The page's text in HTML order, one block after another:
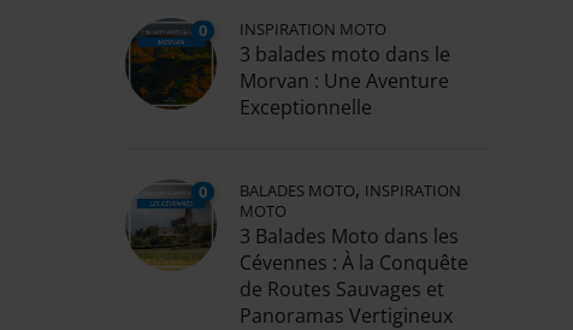
0 INSPIRATION MOTO
3 balades moto dans le
Morvan : Une Aventure
Exceptionnelle
0 BALADES MOTO, INSPIRATION
MOTO
3 Balades Moto dans les
Cévennes : À la Conquête
de Routes Sauvages et
Panoramas Vertigineux